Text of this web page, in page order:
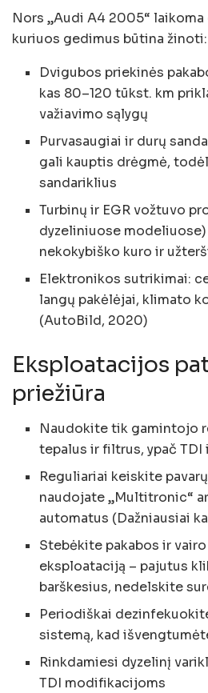
Nors „Audi A4 2005“ laikoma
kuriuos gedimus būtina žinoti:
Dvigubos priekinės
kas 80–120 tūkst. km
važiavimo sąlygų
Purvasaugiai ir durų
gali kauptis drėgmė,
sandariklius
Turbinų ir EGR vožtuvo
dyzeliniuose
nekokybiško kuro ir
Elektronikos sutrikimai:
langų pakėlėjai, klimato
(AutoBild, 2020)
Eksploatacijos
priežiūra
Naudokite tik gamintojo
tepalus ir filtrus, ypač TDI
Reguliariai keiskite
naudojate „Multitronic“
automatus (Dažniausiai
Stebėkite pakabos ir
eksploataciją – pajutus
barškesius, nedelskite
Periodiškai
sistemą, kad
Rinkdamiesi dyzelinį
TDI modifikacijoms